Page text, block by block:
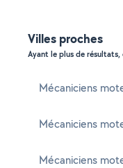
Villes proches
Ayant le plus de
Mécaniciens
Mécaniciens
Mécaniciens